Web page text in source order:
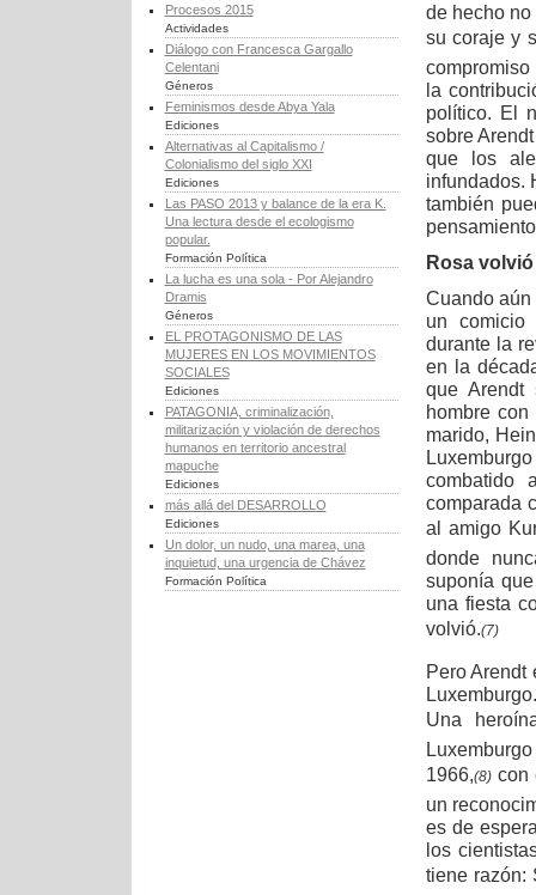
Procesos 2015
Actividades
Diálogo con Francesca Gargallo
Celentani
Géneros
Feminismos desde Abya Yala
Ediciones
Alternativas al Capitalismo /
Colonialismo del siglo XXI
Ediciones
Las PASO 2013 y balance de la era K.
Una lectura desde el ecologismo
popular.
Formación Política
La lucha es una sola - Por Alejandro
Dramis
Géneros
EL PROTAGONISMO DE LAS
MUJERES EN LOS MOVIMIENTOS
SOCIALES
Ediciones
PATAGONIA, criminalización,
militarización y violación de derechos
humanos en territorio ancestral
mapuche
Ediciones
más allá del DESARROLLO
Ediciones
Un dolor, un nudo, una marea, una
inquietud, una urgencia de Chávez
Formación Política
de hecho
su coraje y
la
político. El
sobre
que los
infundados.
también
Rosa volvió
Cuando aún
un comicio
durante la
en la
que Arendt
hombre
marido,
combatido
comparada
al amigo
donde
suponía
una fiesta
volvió.(7)
Pero
Una
1966,(8)con
un
es de
los
tiene razón: